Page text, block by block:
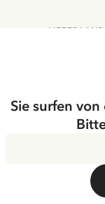
LIEFERLAND
Sie surfen